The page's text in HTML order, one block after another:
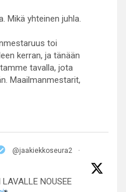
Mikä yhteinen juhla.
toi
kerran, ja tänään
tavalla, jota
Maailmanmestarit,
@jaakiekkoseura2
·
NOUSEE